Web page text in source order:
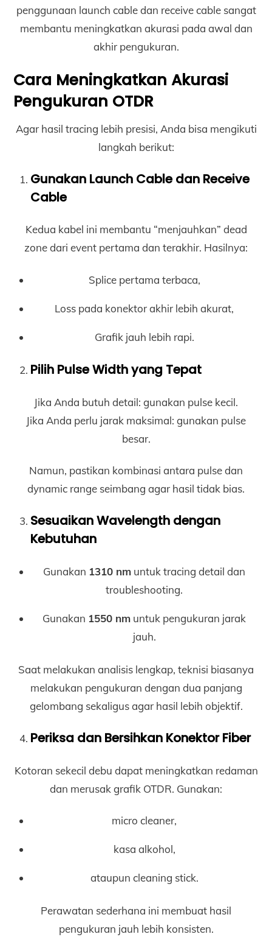
penggunaan launch cable dan receive cable sangat
membantu meningkatkan akurasi pada awal dan
akhir pengukuran.
Cara Meningkatkan Akurasi
Pengukuran OTDR
Agar hasil tracing lebih presisi, Anda bisa mengikuti
langkah berikut:
Gunakan Launch Cable dan Receive
Cable
Kedua kabel ini membantu “menjauhkan” dead
zone dari event pertama dan terakhir. Hasilnya:
Splice pertama terbaca,
Loss pada konektor akhir lebih akurat,
Grafik jauh lebih rapi.
Pilih Pulse Width yang Tepat
Jika Anda butuh detail: gunakan pulse kecil.
Jika Anda perlu jarak maksimal: gunakan pulse
besar.
Namun, pastikan kombinasi antara pulse dan
dynamic range seimbang agar hasil tidak bias.
Sesuaikan Wavelength dengan
Kebutuhan
Gunakan 1310 nm untuk tracing detail dan
troubleshooting.
Gunakan 1550 nm untuk pengukuran jarak
jauh.
Saat melakukan analisis lengkap, teknisi biasanya
melakukan pengukuran dengan dua panjang
gelombang sekaligus agar hasil lebih objektif.
Periksa dan Bersihkan Konektor Fiber
Kotoran sekecil debu dapat meningkatkan redaman
dan merusak grafik OTDR. Gunakan:
micro cleaner,
kasa alkohol,
ataupun cleaning stick.
Perawatan sederhana ini membuat hasil
pengukuran jauh lebih konsisten.